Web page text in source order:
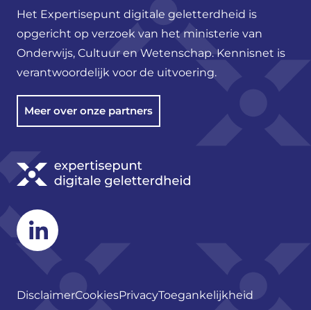
Het Expertisepunt digitale geletterdheid is
opgericht op verzoek van het ministerie van
Onderwijs, Cultuur en Wetenschap. Kennisnet is
verantwoordelijk voor de uitvoering.
Meer over onze partners
Linkedin
DisclaimerCookiesPrivacyToegankelijkheid